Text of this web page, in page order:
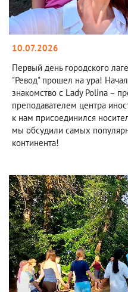
10.07.2026
Первый день городского
"Ревод" прошел на ура!
знакомство с Lady Polina –
преподавателем центра
к нам присоединился
мы обсудили самых
континента!